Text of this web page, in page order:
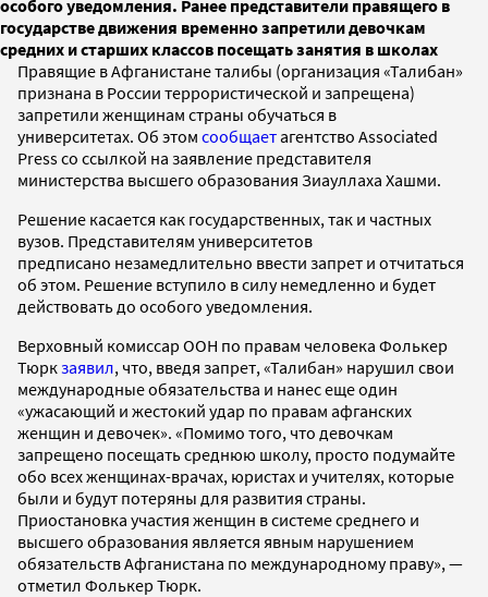
особого уведомления. Ранее представители правящего в
государстве движения временно запретили девочкам
средних и старших классов посещать занятия в школах
Правящие в Афганистане талибы (организация «Талибан»
признана в России террористической и запрещена)
запретили женщинам страны обучаться в
университетах. Об этом сообщаетагентство Associated
Press со ссылкой на заявление представителя
министерства высшего образования Зиауллаха Хашми.
Решение касается как государственных, так и частных
вузов. Представителям университетов
предписано незамедлительно ввести запрет и отчитаться
об этом. Решение вступило в силу немедленно и будет
действовать до особого уведомления.
Верховный комиссар ООН по правам человека Фолькер
Тюркзаявил, что, введя запрет, «Талибан» нарушил свои
международные обязательства и нанес еще один
«ужасающий и жестокий удар по правам афганских
женщин и девочек». «Помимо того, что девочкам
запрещено посещать среднюю школу, просто подумайте
обо всех женщинах-врачах, юристах и учителях, которые
были и будут потеряны для развития страны.
Приостановка участия женщин в системе среднего и
высшего образования является явным нарушением
обязательств Афганистана по международному праву», —
отметил Фолькер Тюрк.